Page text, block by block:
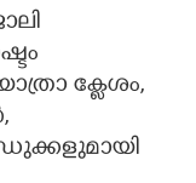
ക്ലേശം,